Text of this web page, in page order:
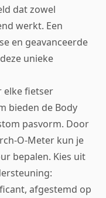
dat zowel
werkt. Een
en geavanceerde
unieke
elke fietser
bieden de Body
pasvorm. Door
O-Meter kun je
bepalen. Kies uit
afgestemd op